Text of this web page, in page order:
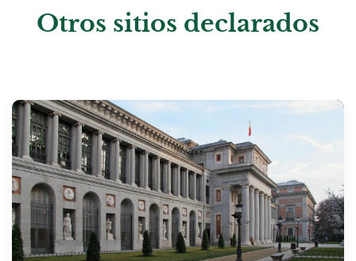
Otros sitios declarados